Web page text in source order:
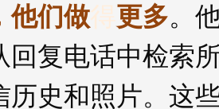
他们做得更多。
回复电话中检索
历史和照片。这